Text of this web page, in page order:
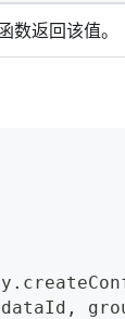
返回该值。